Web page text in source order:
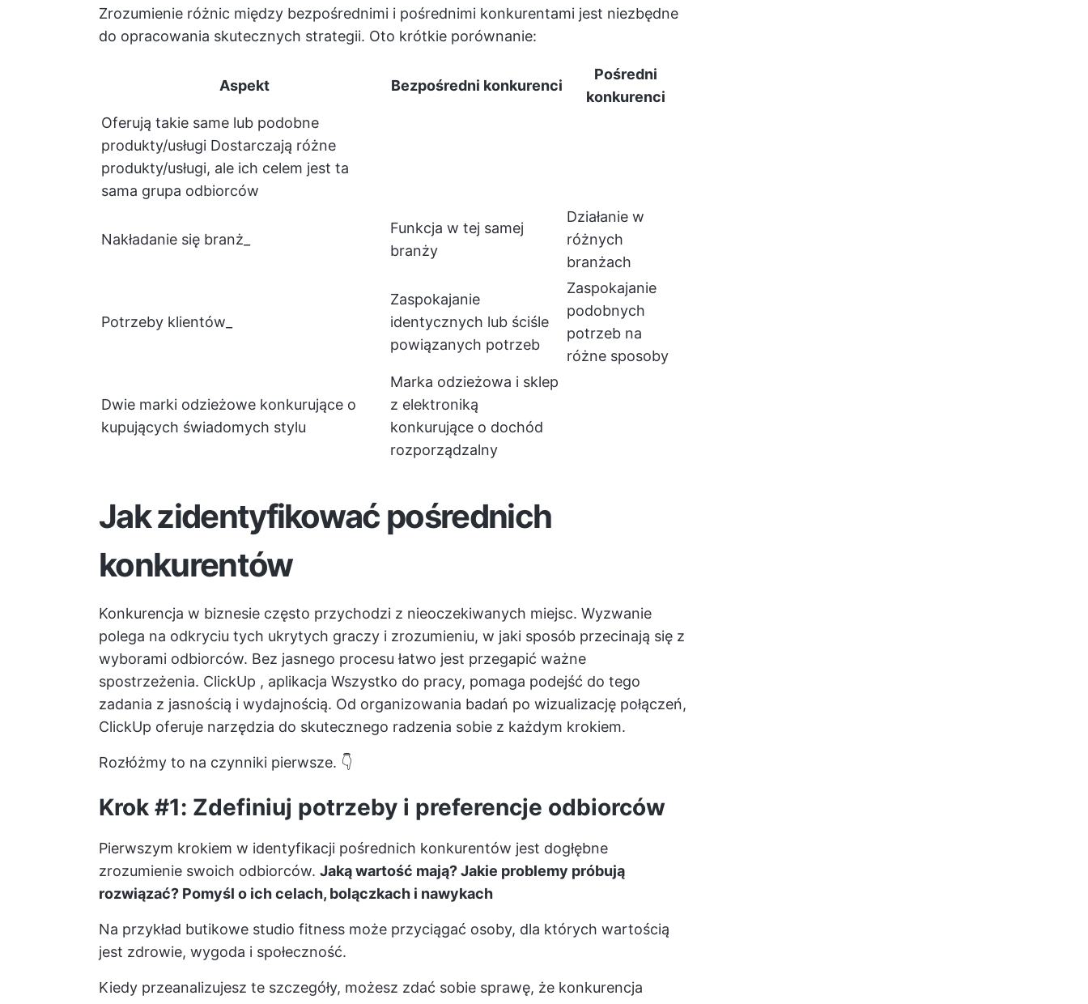
Zrozumienie różnic między bezpośrednimi i pośrednimi konkurentami jest niezbędne
do opracowania skutecznych strategii. Oto krótkie porównanie:
Aspekt Bezpośredni konkurenci
Pośredni
konkurenci
Oferują takie same lub podobne
produkty/usługi Dostarczają różne
produkty/usługi, ale ich celem jest ta
sama grupa odbiorców
Nakładanie się branż_
Funkcja w tej samej
branży
Działanie w
różnych
branżach
Potrzeby klientów_
Zaspokajanie
identycznych lub ściśle
powiązanych potrzeb
Zaspokajanie
podobnych
potrzeb na
różne sposoby
Dwie marki odzieżowe konkurujące o
kupujących świadomych stylu
Marka odzieżowa i sklep
z elektroniką
konkurujące o dochód
rozporządzalny
Jak zidentyfikować pośrednich
konkurentów
Konkurencja w biznesie często przychodzi z nieoczekiwanych miejsc. Wyzwanie
polega na odkryciu tych ukrytych graczy i zrozumieniu, w jaki sposób przecinają się z
wyborami odbiorców. Bez jasnego procesu łatwo jest przegapić ważne
spostrzeżenia. ClickUp , aplikacja Wszystko do pracy, pomaga podejść do tego
zadania z jasnością i wydajnością. Od organizowania badań po wizualizację połączeń,
ClickUp oferuje narzędzia do skutecznego radzenia sobie z każdym krokiem.
Rozłóżmy to na czynniki pierwsze. 👇
Krok #1: Zdefiniuj potrzeby i preferencje odbiorców
Pierwszym krokiem w identyfikacji pośrednich konkurentów jest dogłębne
zrozumienie swoich odbiorców. Jaką wartość mają? Jakie problemy próbują
rozwiązać? Pomyśl o ich celach, bolączkach i nawykach
Na przykład butikowe studio fitness może przyciągać osoby, dla których wartością
jest zdrowie, wygoda i społeczność.
Kiedy przeanalizujesz te szczegóły, możesz zdać sobie sprawę, że konkurencja